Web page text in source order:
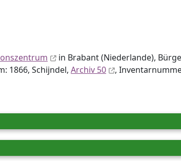
in Brabant (Niederlande),
1866, Schijndel, Archiv 50 ,